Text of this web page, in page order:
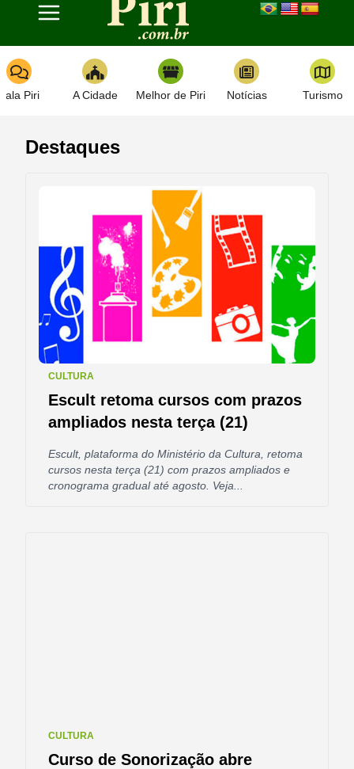
Toggle navigation
Piri A Cidade Melhor de Piri Notícias Turismo
Destaques
CULTURA
Escult retoma cursos com prazos
ampliados nesta terça (21)
Escult, plataforma do Ministério da Cultura, retoma
cursos nesta terça (21) com prazos ampliados e
cronograma gradual até agosto. Veja...
CULTURA
Curso de Sonorização abre